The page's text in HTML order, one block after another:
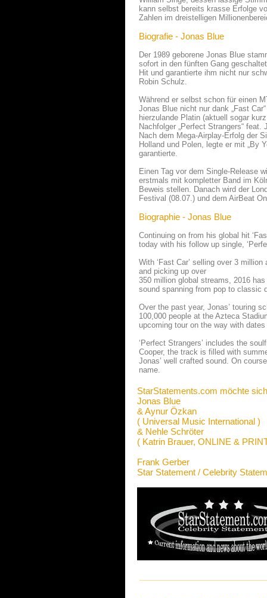
kann selbst bereits krasse Erfolge
Zahlen im dreistelligen
Biografie - Jonas Blue
Der 1989 geborene Jonas Blue
sofort in den fünften Gang
Hit und garantierte ihm nicht nur
Robin Schulz.
Während er selbst schon für einen
Jonas Blue nicht nur dank „Fast
hierzulande Platin (aktuell sogar
Nachfolger „Perfect Strangers“
Nach dem Mega-Airplay-Erfolg der
Holland und Polen, legte er mit „By
garantierte.
Einen Tag vor dem Single-Release
erstmals mit kompletter Band im
Beweis stellen. Danach wird der
Festival (08.07.) und dem AirBeat
Biographie - Jonas Blue
Continuing on from his global hit
today with his follow up single,
With ‘Fast Car’ selling over 3
and picking up over
350 million global streams, 2016
sound spanning from pop to classic
Over the past year, Jonas’ touring
100,000 people at the Azteca
upcoming tour on the way with
‘Perfect Strangers’ includes the
Cooper, the track is filled with
Jonas’ well crafted sound. On
name.
StarStatements.com möchte
Jonas Blue
& Aynur Özkan
( Universal Music International )
& Nehle Schröter
( Katrin Brauer, ONLINE &
Frank Gerber
Star Statement / Celebrity